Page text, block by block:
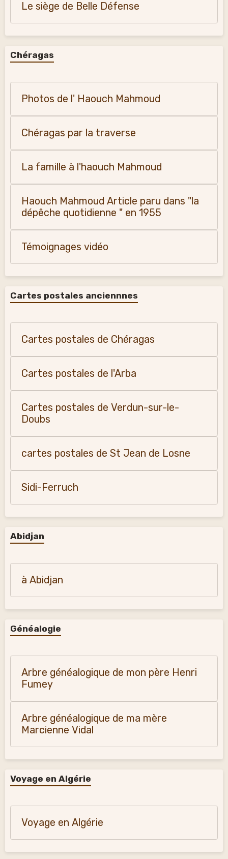
Le siège de Belle Défense
Chéragas
Photos de l' Haouch Mahmoud
Chéragas par la traverse
La famille à l'haouch Mahmoud
Haouch Mahmoud Article paru dans "la
dépêche quotidienne " en 1955
Témoignages vidéo
Cartes postales anciennnes
Cartes postales de Chéragas
Cartes postales de l'Arba
Cartes postales de Verdun-sur-le-
Doubs
cartes postales de St Jean de Losne
Sidi-Ferruch
Abidjan
à Abidjan
Généalogie
Arbre généalogique de mon père Henri
Fumey
Arbre généalogique de ma mère
Marcienne Vidal
Voyage en Algérie
Voyage en Algérie